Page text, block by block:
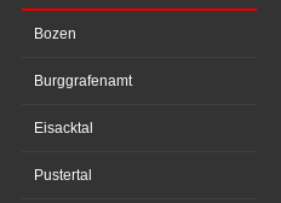
Bozen
Burggrafenamt
Eisacktal
Pustertal